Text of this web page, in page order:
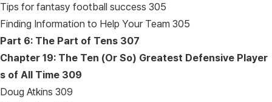
Tips for fantasy football success 305
Finding Information to Help Your Team 305
Part 6: The Part of Tens 307
Chapter 19: The Ten (Or So) Greatest Defensive Player
s of All Time 309
Doug Atkins 309